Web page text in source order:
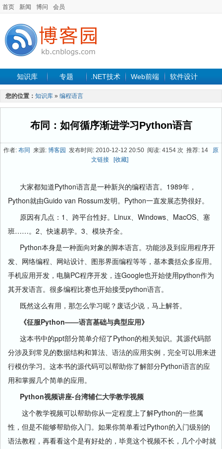
首页 新闻 博问 会员
知识库 专题 .NET技术 Web前端 软件设计
手机开发 软件工程
最新文章
您的位置： 知识库 » 编程语言
布同：如何循序渐进学习Python语言
作者: 布同 来源: 博客园 发布时间: 2010-12-12 20:50 阅读: 4154 次 推荐: 14 原
文链接
[收藏]
大家都知道Python语言是一种新兴的编程语言。1989年，
Python就由Guido van Rossum发明。Python一直发展态势很好。
原因有几点：1、跨平台性好。Linux、Windows、MacOS、塞
班……。2、快速易学。3、模块齐全。
Python本身是一种面向对象的脚本语言。功能涉及到应用程序开
发、网络编程、网站设计、图形界面编程等等，基本囊括众多应用。
手机应用开发，电脑PC程序开发，连Google也开始使用python作为
其开发语言。很多编程比赛也开始接受python语言。
既然这么有用，那怎么学习呢？废话少说，马上解答。
《征服Python——语言基础与典型应用》
这本书中的ppt部分简单介绍了Python的相关知识。其源代码部
分涉及到常见的数据结构和算法、语法的应用实例，完全可以用来进
行模仿学习。这本书的源代码可以帮助你了解部分Python语言的应
用和掌握几个简单的应用。
Python视频讲座-台湾辅仁大学教学视频
这个教学视频可以帮助你从一定程度上了解Python的一些属
性，但是不能够帮助你入门。如果你简单看过Python的入门级别的
语法教程，再看看这个是有好处的，毕竟这个视频不长，几个小时就